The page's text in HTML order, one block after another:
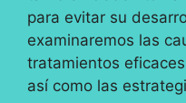
para evitar su
examinaremos las
tratamientos
así como las